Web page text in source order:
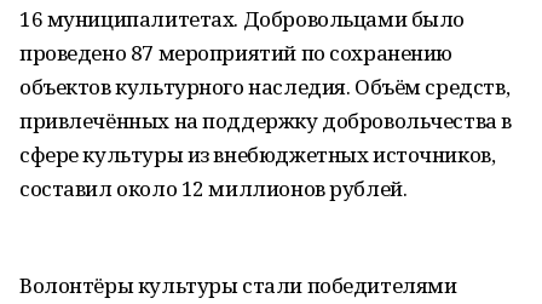
16 муниципалитетах. Добровольцами было
проведено 87 мероприятий по сохранению
объектов культурного наследия. Объём средств,
привлечённых на поддержку добровольчества в
сфере культуры из внебюджетных источников,
составил около 12 миллионов рублей.
Волонтёры культуры стали победителями